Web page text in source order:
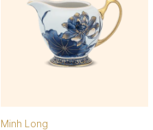
Minh Long